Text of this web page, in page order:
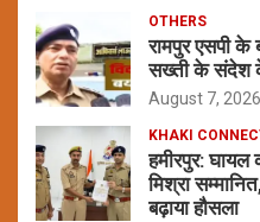
OTHERS
रामपुर एसपी
सख्ती के संदेश
August 7, 2026
KHAKI
हमीरपुर: घायल
मिश्रा
बढ़ाया हौसला